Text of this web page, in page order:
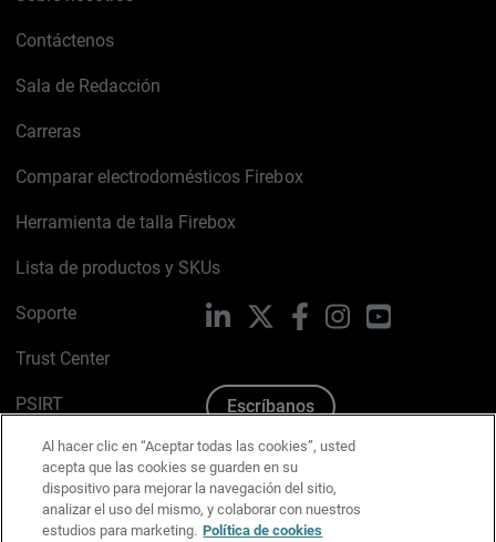
Contáctenos
Sala de Redacción
Carreras
Comparar electrodomésticos Firebox
Herramienta de talla Firebox
Lista de productos y SKUs
Soporte
Trust Center
PSIRT
Política de cookies
Política de privacidad
LinkedIn FacebookInstagramYouTube
Escríbanos
Al hacer clic en “Aceptar todas las cookies”, usted
acepta que las cookies se guarden en su
dispositivo para mejorar la navegación del sitio,
analizar el uso del mismo, y colaborar con nuestros
estudios para marketing. Política de cookies